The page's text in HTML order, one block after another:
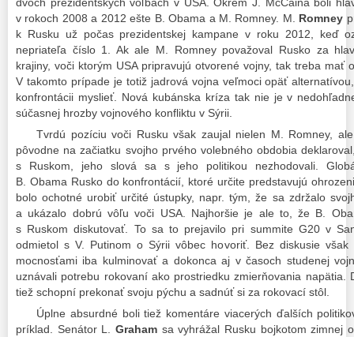
v rokoch 2008 a 2012 ešte B. Obama a M. Romney. M. Romney
k Rusku už počas prezidentskej kampane v roku 2012, keď
nepriateľa číslo 1. Ak ale M. Romney považoval Rusko za
krajiny, voči ktorým USA pripravujú otvorené vojny, tak treba mať
V takomto prípade je totiž jadrová vojna veľmoci opäť
konfrontácii myslieť. Nová kubánska kríza tak nie je v
súčasnej hrozby vojnového konfliktu v Sýrii.
Tvrdú pozíciu voči Rusku však zaujal nielen M. Romney,
pôvodne na začiatku svojho prvého volebného obdobia
s Ruskom, jeho slová sa s jeho politikou nezhodovali.
B. Obama Rusko do konfrontácií, ktoré určite predstavujú
bolo ochotné urobiť určité ústupky, napr. tým, že sa zdržalo
a ukázalo dobrú vôľu voči USA. Najhoršie je ale to, že B.
s Ruskom diskutovať. To sa to prejavilo pri summite G20 v
odmietol s V. Putinom o Sýrii vôbec hovoriť. Bez diskusie však
mocnosťami iba kulminovať a dokonca aj v časoch studenej
uznávali potrebu rokovaní ako prostriedku zmierňovania napätia.
tiež schopní prekonať svoju pýchu a sadnúť si za rokovací stôl.
Úplne absurdné boli tiež komentáre viacerých ďalších
príklad. Senátor L. Graham sa vyhrážal Rusku bojkotom zimnej